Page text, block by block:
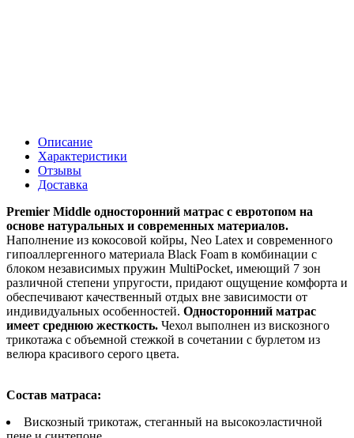
Описание
Характеристики
Отзывы
Доставка
Premier Middle односторонний матрас с евротопом на
основе натуральных и современных материалов.
Наполнение из кокосовой койры, Neo Latex и современного
гипоаллергенного материала Black Foam в комбинации с
блоком независимых пружин MultiPocket, имеющий 7 зон
различной степени упругости, придают ощущение комфорта и
обеспечивают качественный отдых вне зависимости от
индивидуальных особенностей. Односторонний матрас
имеет среднюю жесткость. Чехол выполнен из вискозного
трикотажа с объемной стежкой в сочетании с бурлетом из
велюра красивого серого цвета.
Состав матраса:
Вискозный трикотаж, стеганный на высокоэластичной